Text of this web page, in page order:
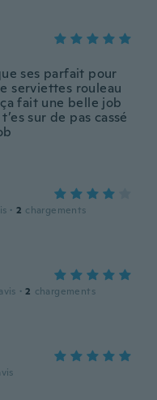
ses parfait pour
serviettes rouleau
fait une belle job
sur de pas cassé
· 2 chargements
avis · 2 chargements